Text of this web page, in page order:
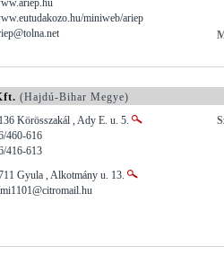
miniweb/ariep
(Hajdú-Bihar Megye)
Körösszakál , Ady E. u. 5.
460-616
416-613
Gyula , Alkotmány u. 13.